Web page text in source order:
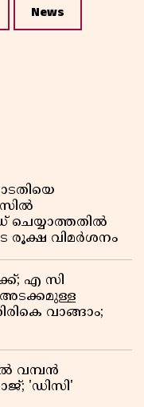
News
രൂക്ഷ വിമർശനം
എ സി
വാങ്ങാം;
വമ്പൻ
'ഡിസി'